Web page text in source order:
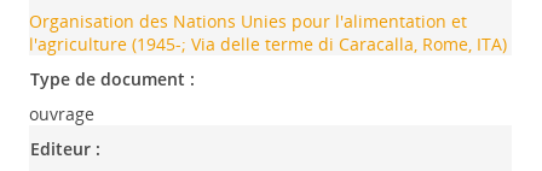
Organisation des Nations Unies pour l'alimentation et
l'agriculture (1945-; Via delle terme di Caracalla, Rome, ITA)
Type de document :
ouvrage
Editeur :